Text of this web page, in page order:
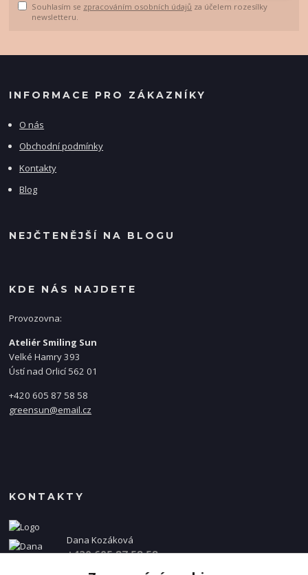
Souhlasím se zpracováním osobních údajů za účelem rozesílky
newsletteru.
INFORMACE PRO ZÁKAZNÍKY
O nás
Obchodní podmínky
Kontakty
Blog
NEJČTENĚJŠÍ NA BLOGU
KDE NÁS NAJDETE
Provozovna:
Ateliér Smiling Sun
Velké Hamry 393
Ústí nad Orlicí 562 01
+420 605 87 58 58
greensun@email.cz
KONTAKTY
Dana Kozáková
+420 605 87 58 58